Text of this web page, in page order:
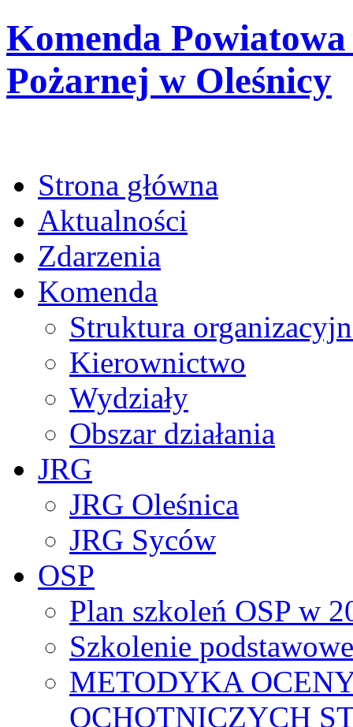
Komenda
Pożarnej w Oleśnicy
Strona główna
Aktualności
Zdarzenia
Komenda
Struktura
Kierownictwo
Wydziały
Obszar działania
JRG
JRG Oleśnica
JRG Syców
OSP
Plan szkoleń OSP w
Szkolenie
METODYKA
OCHOTNICZYCH